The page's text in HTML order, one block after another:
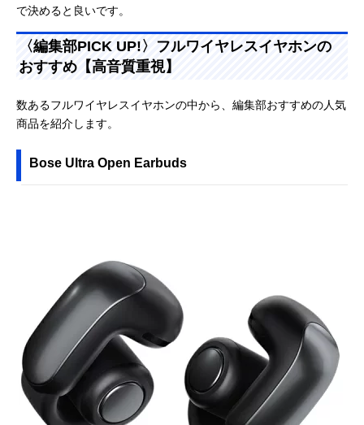
で決めると良いです。
〈編集部PICK UP!〉フルワイヤレスイヤホンの
おすすめ【高音質重視】
数あるフルワイヤレスイヤホンの中から、編集部おすすめの人気
商品を紹介します。
Bose Ultra Open Earbuds